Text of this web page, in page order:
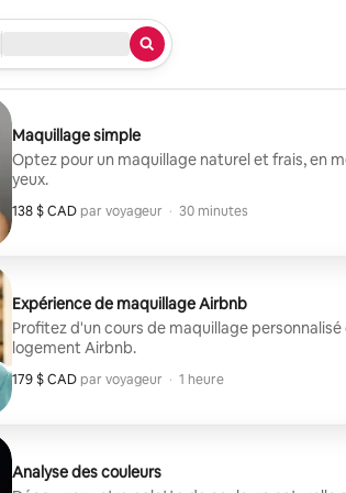
Quoi?
Maquillage simple
Optez pour un maquillage naturel et frais, en
yeux.
138 $ CAD par voyageur
138 $ CAD par voyageur
, · 30 minutes
Expérience de maquillage Airbnb
Profitez d'un cours de maquillage
logement Airbnb.
179 $ CAD par voyageur
179 $ CAD par voyageur
, · 1 heure
Analyse des couleurs